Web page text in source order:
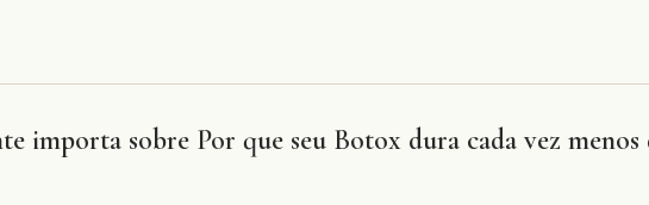
importa sobre Por que seu Botox dura cada vez menos